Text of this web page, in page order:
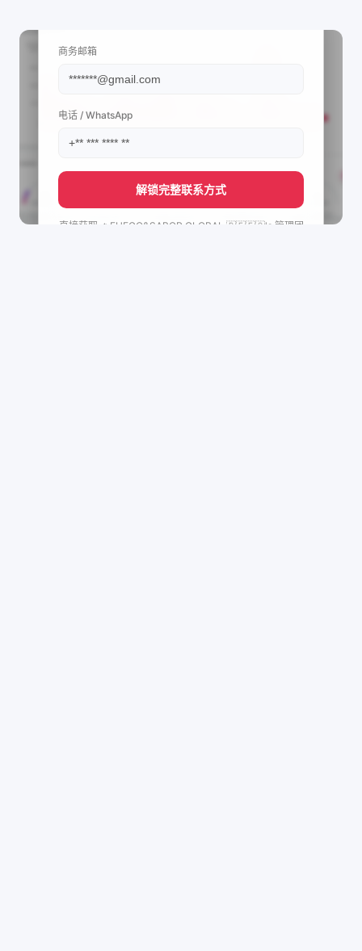
商务邮箱
电话 / WhatsApp
解锁完整联系方式
直接获取 🔥FUEGO&SABOR GLOBAL 🇵🇪🇪🇸's 管理团